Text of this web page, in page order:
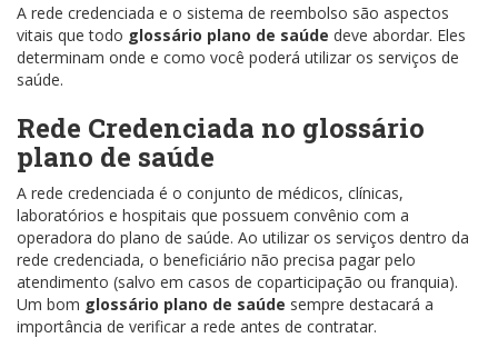
A rede credenciada e o sistema de reembolso são aspectos
vitais que todo glossário plano de saúde deve abordar. Eles
determinam onde e como você poderá utilizar os serviços de
saúde.
Rede Credenciada no glossário
plano de saúde
A rede credenciada é o conjunto de médicos, clínicas,
laboratórios e hospitais que possuem convênio com a
operadora do plano de saúde. Ao utilizar os serviços dentro da
rede credenciada, o beneficiário não precisa pagar pelo
atendimento (salvo em casos de coparticipação ou franquia).
Um bom glossário plano de saúde sempre destacará a
importância de verificar a rede antes de contratar.